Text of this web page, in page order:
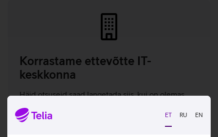
ET RU EN
Korrastame ettevõtte IT-
keskkonna
Häid otsuseid saad langetada siis, kui on olemas
tugevatest ja nõrkadest kohtadest. Telia aitab